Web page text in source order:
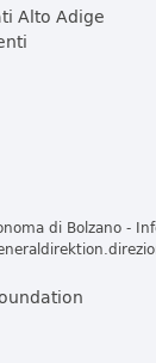
Alto Adige
di Bolzano -